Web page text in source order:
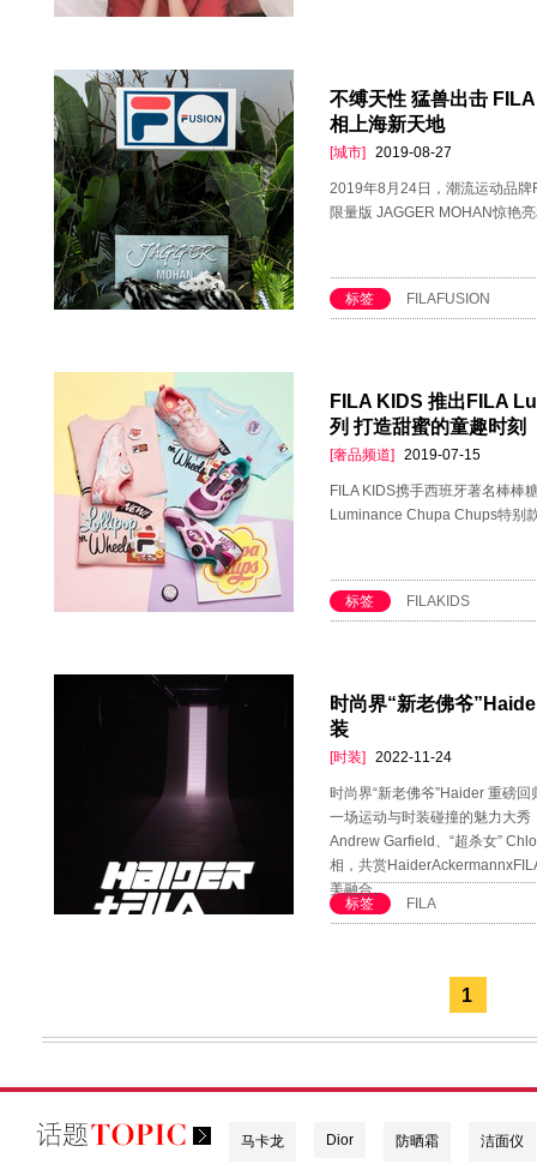
不缚天性 猛兽出击
相上海新天地
[城市] 2019-08-27
2019年8月24日，潮流运动品牌
限量版 JAGGER MOHAN惊艳
标签 FILAFUSION
FILA KIDS 推出FILA
列 打造甜蜜的童趣时刻
[奢品频道] 2019-07-15
FILA KIDS携手西班牙著名棒棒
Luminance Chupa Chups特别
标签 FILAKIDS
时尚界“新老佛爷
装
[时装] 2022-11-24
时尚界“新老佛爷”Haider 重磅
一场运动与时装碰撞的魅力大秀
Andrew Garfield、“超杀女”
相，共赏
美融合。
标签
FILA
1
马卡龙 Dior 防晒霜 洁面仪